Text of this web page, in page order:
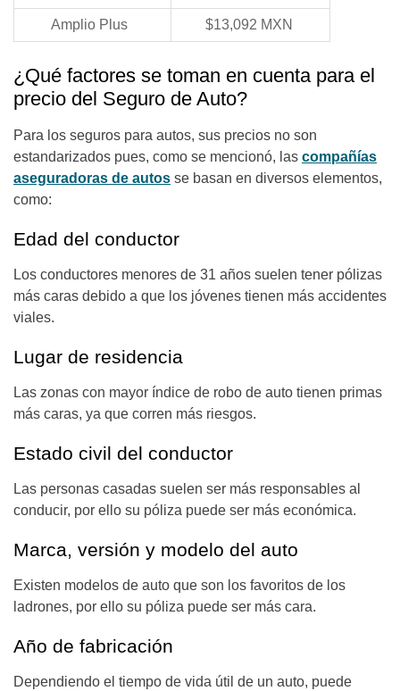
Amplio Plus $13,092 MXN
¿Qué factores se toman en cuenta para el
precio del Seguro de Auto?
Para los seguros para autos, sus precios no son
estandarizados pues, como se mencionó, las compañías
aseguradoras de autos se basan en diversos elementos,
como:
Edad del conductor
Los conductores menores de 31 años suelen tener pólizas
más caras debido a que los jóvenes tienen más accidentes
viales.
Lugar de residencia
Las zonas con mayor índice de robo de auto tienen primas
más caras, ya que corren más riesgos.
Estado civil del conductor
Las personas casadas suelen ser más responsables al
conducir, por ello su póliza puede ser más económica.
Marca, versión y modelo del auto
Existen modelos de auto que son los favoritos de los
ladrones, por ello su póliza puede ser más cara.
Año de fabricación
Dependiendo el tiempo de vida útil de un auto, puede